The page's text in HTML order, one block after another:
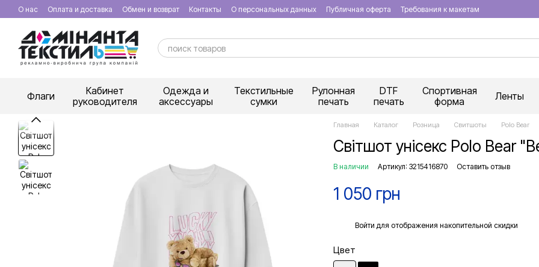
Перейти к основному контенту
О нас Оплата и доставка Обмен и возврат Контакты О персональных данных Публичная оферта Требования к макетам
Флаги
Кабинет
руководителя
Одежда и
аксессуары
Текстильные
сумки
Рулонная
печать
DTF
печать
Спортивная
форма
Ленты
Главная Каталог Розница Свитшоты Polo Bear
Світшот унісекс Polo Bear
В наличии Артикул: 3215416870 Оставить отзыв
1 050 грн
Войти для отображения накопительной скидки
Цвет